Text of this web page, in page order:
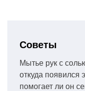
Советы
Мытье рук с
откуда появился
помогает ли он